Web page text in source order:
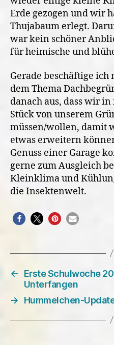
Erde gezogen und wir
Thujabaum erlegt.
war kein schöner
für heimische und
Gerade beschäftige
dem Thema
danach aus, dass wir
Stück von unserem
müssen/wollen, damit
etwas erweitern
Genuss einer Garage
gerne zum Ausgleich
Kleinklima und
die Insektenwelt.
←
Erste Schulwoche
Unterfangen
→
Hummelchen-